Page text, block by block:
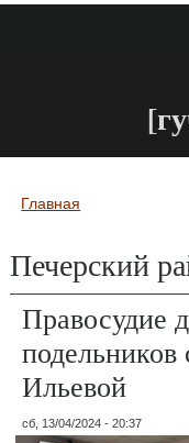
Вы здесь
Главная
Печерский
Правосудие
подельников
Ильевой
сб, 13/04/2024 - 20:37